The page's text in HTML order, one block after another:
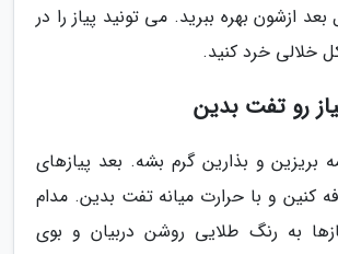
ازشون بهره ببرید. می تونید پیاز را در
خلالی خرد کنید.
رو تفت بدین
بریزین و بذارین گرم بشه. بعد پیازهای
کنین و با حرارت میانه تفت بدین. مدام
به رنگ طلایی روشن دربیان و بوی